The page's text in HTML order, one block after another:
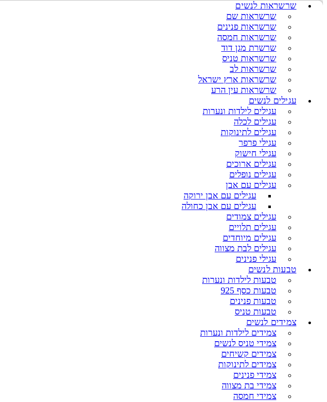
שרשראות לנשים
שרשראות שם
שרשראות פנינים
שרשראות חמסה
שרשרת מגן דוד
שרשראות טניס
שרשראות לב
שרשראות ארץ ישראל
שרשראות עין הרע
עגילים לנשים
עגילים לילדות ונערות
עגילים לכלה
עגילים לתינוקות
עגילי פרפר
עגילי חישוק
עגילים ארוכים
עגילים נופלים
עגילים עם אבן
עגילים עם אבן ירוקה
עגילים עם אבן כחולה
עגילים צמודים
עגילים תלויים
עגילים מיוחדים
עגילים לבת מצווה
עגילי פנינים
טבעות לנשים
טבעות לילדות ונערות
טבעות כסף 925
טבעות פנינים
טבעות טניס
צמידים לנשים
צמידים לילדות ונערות
צמידי טניס לנשים
צמידים קשיחים
צמידים לתינוקות
צמידי פנינים
צמידי בת מצווה
צמידי חמסה